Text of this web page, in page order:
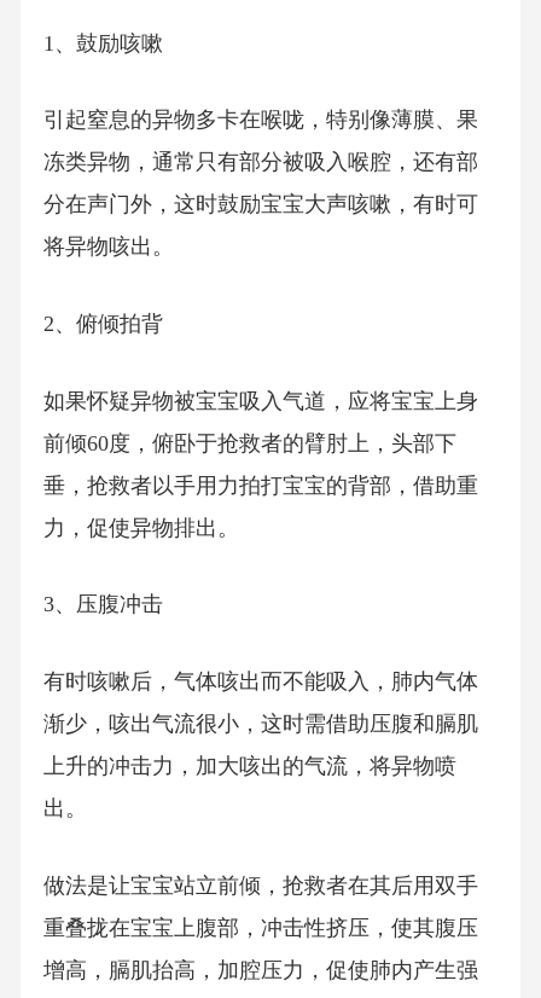
1、鼓励咳嗽
引起窒息的异物多卡在喉咙，特别像薄膜、果
冻类异物，通常只有部分被吸入喉腔，还有部
分在声门外，这时鼓励宝宝大声咳嗽，有时可
将异物咳出。
2、俯倾拍背
如果怀疑异物被宝宝吸入气道，应将宝宝上身
前倾60度，俯卧于抢救者的臂肘上，头部下
垂，抢救者以手用力拍打宝宝的背部，借助重
力，促使异物排出。
3、压腹冲击
有时咳嗽后，气体咳出而不能吸入，肺内气体
渐少，咳出气流很小，这时需借助压腹和膈肌
上升的冲击力，加大咳出的气流，将异物喷
出。
做法是让宝宝站立前倾，抢救者在其后用双手
重叠拢在宝宝上腹部，冲击性挤压，使其腹压
增高，膈肌抬高，加腔压力，促使肺内产生强